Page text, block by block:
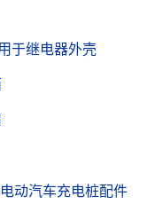
于继电器外壳
动汽车充电桩配件